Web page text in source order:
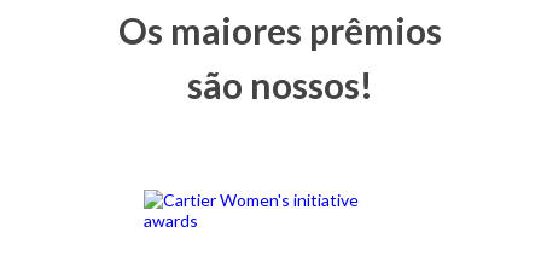
Os maiores prêmios
são nossos!